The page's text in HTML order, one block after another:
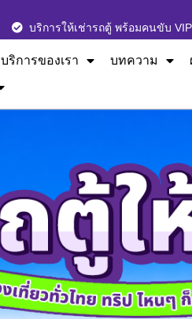
บริการให้เช่ารถตู้ พร้อมคนขับ
บริการของเรา บทความ